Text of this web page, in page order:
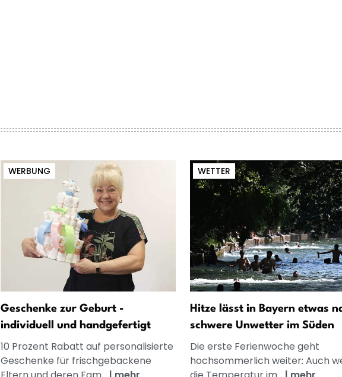
WERBUNG
Geschenke zur Geburt -
individuell und handgefertigt
10 Prozent Rabatt auf personalisierte
Geschenke für frischgebackene
WETTER
Hitze lässt in Bayern etwas
schwere Unwetter im Süden
Die erste Ferienwoche geht
hochsommerlich weiter: Auch